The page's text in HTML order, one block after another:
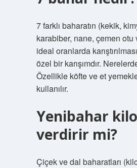
7 farklı baharatın (kekik,
karabiber, nane, çemen otu
ideal oranlarda
özel bir karışımdır.
Özellikle köfte ve et
kullanılır.
Yenibahar kilo
verdirir mi?
Çiçek ve dal baharatları